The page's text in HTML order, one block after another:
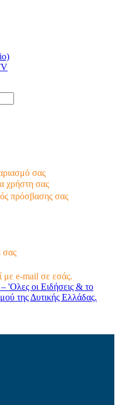
σας
χρήστη σας
πρόσβασης σας
σας
με e-mail σε εσάς.
'Ολες οι Ειδήσεις & το
της Δυτικής Ελλάδας.